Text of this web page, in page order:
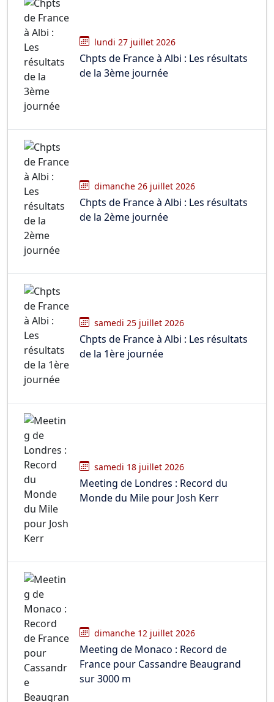
lundi 27 juillet 2026
Chpts de France à Albi : Les résultats
de la 3ème journée
dimanche 26 juillet 2026
Chpts de France à Albi : Les résultats
de la 2ème journée
samedi 25 juillet 2026
Chpts de France à Albi : Les résultats
de la 1ère journée
samedi 18 juillet 2026
Meeting de Londres : Record du
Monde du Mile pour Josh Kerr
dimanche 12 juillet 2026
Meeting de Monaco : Record de
France pour Cassandre Beaugrand
sur 3000 m